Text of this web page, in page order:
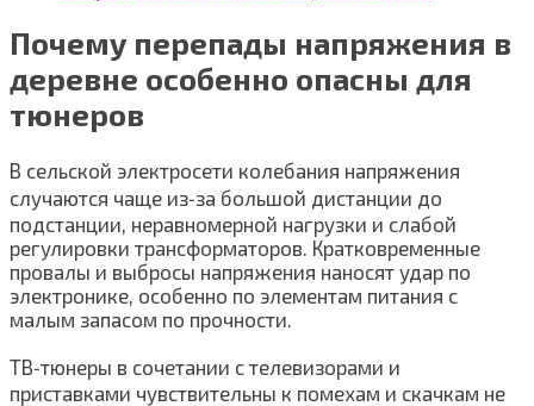
Почему перепады напряжения в
деревне особенно опасны для
тюнеров
В сельской электросети колебания напряжения
случаются чаще из‑за большой дистанции до
подстанции, неравномерной нагрузки и слабой
регулировки трансформаторов. Кратковременные
провалы и выбросы напряжения наносят удар по
электронике, особенно по элементам питания с
малым запасом по прочности.
ТВ‑тюнеры в сочетании с телевизорами и
приставками чувствительны к помехам и скачкам не